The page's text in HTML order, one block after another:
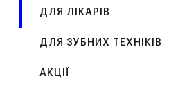
ДЛЯ ЛІКАРІВ
ДЛЯ ЗУБНИХ ТЕХНІКІВ
АКЦІЇ